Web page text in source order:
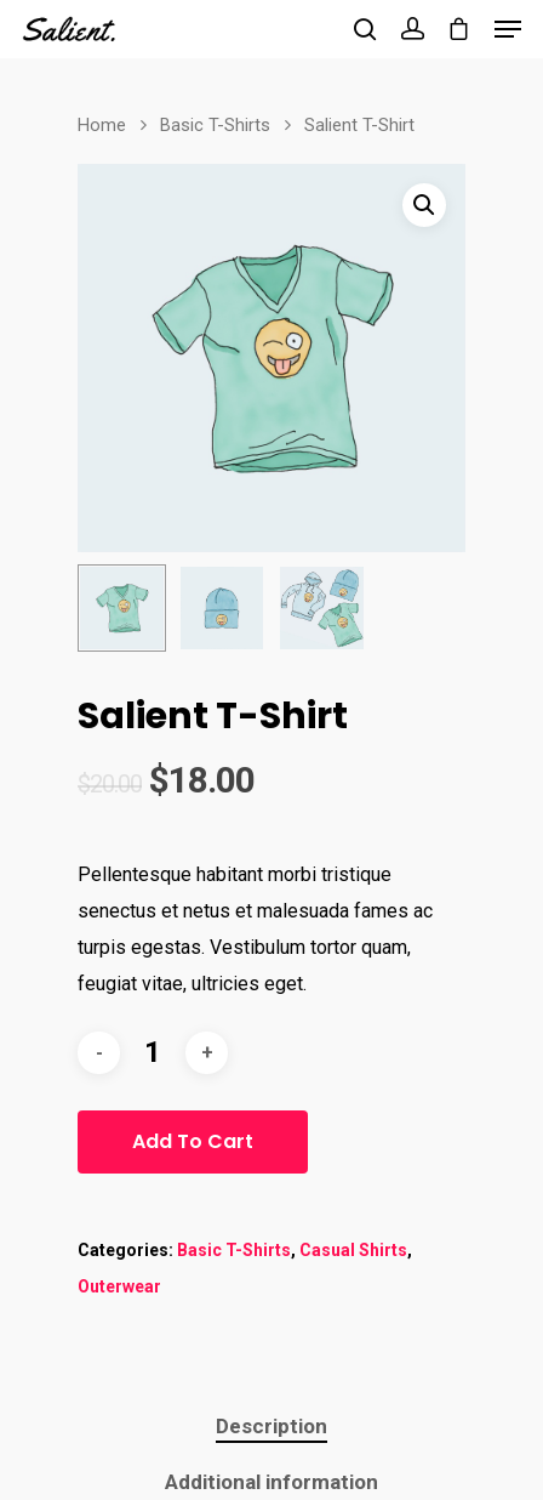
Home Basic T-Shirts Salient T-Shirt
Salient T-Shirt
$20.00 $18.00
Pellentesque habitant morbi tristique
senectus et netus et malesuada fames ac
turpis egestas. Vestibulum tortor quam,
feugiat vitae, ultricies eget.
Add To Cart
Categories: Basic T-Shirts, Casual Shirts,
Outerwear
Description
Additional information